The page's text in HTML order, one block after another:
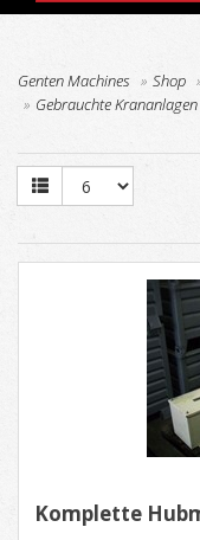
Genten Machines Shop
Gebrauchte Krananlagen
Komplette